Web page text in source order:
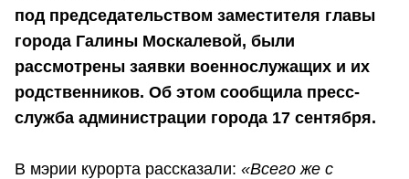
под председательством заместителя главы
города Галины Москалевой, были
рассмотрены заявки военнослужащих и их
родственников. Об этом сообщила пресс-
служба администрации города 17 сентября.
В мэрии курорта рассказали: «Всего же с